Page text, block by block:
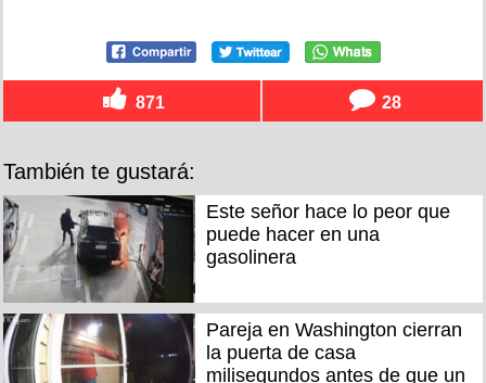
871 28
También te gustará:
Este señor hace lo peor que
puede hacer en una
gasolinera
Pareja en Washington cierran
la puerta de casa
milisegundos antes de que un